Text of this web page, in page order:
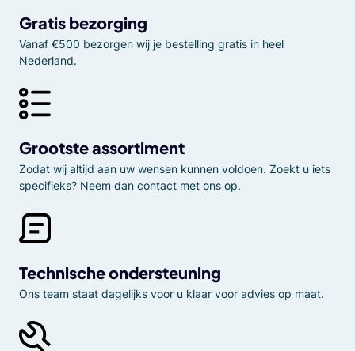
Gratis bezorging
Vanaf €500 bezorgen wij je bestelling gratis in heel
Nederland.
Grootste assortiment
Zodat wij altijd aan uw wensen kunnen voldoen. Zoekt u iets
specifieks? Neem dan contact met ons op.
Technische ondersteuning
Ons team staat dagelijks voor u klaar voor advies op maat.